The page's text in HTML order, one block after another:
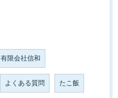
有限会社信和
よくある質問 たこ飯